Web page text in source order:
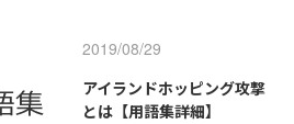
2019/08/29
アイランドホッピング攻撃
とは【用語集詳細】